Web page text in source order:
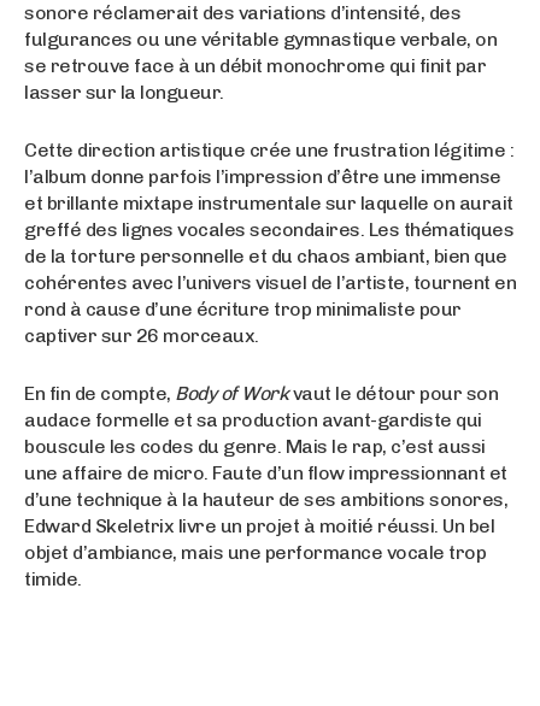
sonore réclamerait des variations d’intensité, des
fulgurances ou une véritable gymnastique verbale, on
se retrouve face à un débit monochrome qui finit par
lasser sur la longueur.
Cette direction artistique crée une frustration légitime :
l’album donne parfois l’impression d’être une immense
et brillante mixtape instrumentale sur laquelle on aurait
greffé des lignes vocales secondaires. Les thématiques
de la torture personnelle et du chaos ambiant, bien que
cohérentes avec l’univers visuel de l’artiste, tournent en
rond à cause d’une écriture trop minimaliste pour
captiver sur 26 morceaux.
En fin de compte, Body of Workvaut le détour pour son
audace formelle et sa production avant-gardiste qui
bouscule les codes du genre. Mais le rap, c’est aussi
une affaire de micro. Faute d’un flow impressionnant et
d’une technique à la hauteur de ses ambitions sonores,
Edward Skeletrix livre un projet à moitié réussi. Un bel
objet d’ambiance, mais une performance vocale trop
timide.